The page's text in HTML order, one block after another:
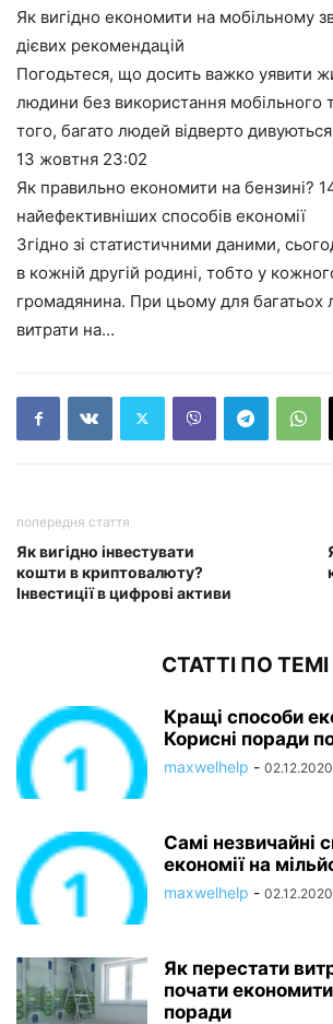
Як вигідно економити на мобільному
дієвих рекомендацій
Погодьтеся, що досить важко уявити
людини без використання мобільного
того, багато людей відверто
13 жовтня 23:02
Як правильно економити на бензині?
найефективніших способів економії
Згідно зі статистичними даними,
в кожній другій родині, тобто у
громадянина. При цьому для багатьох
витрати на…
попередня стаття
Як вигідно інвестувати
кошти в криптовалюту?
Інвестиції в цифрові активи
СТАТТІ ПО ТЕМІ
Кращі способи
Корисні поради
maxwelhelp - 02.12.2020
Самі незвичайні
економії на
maxwelhelp - 02.12.2020
Як перестати
почати
поради